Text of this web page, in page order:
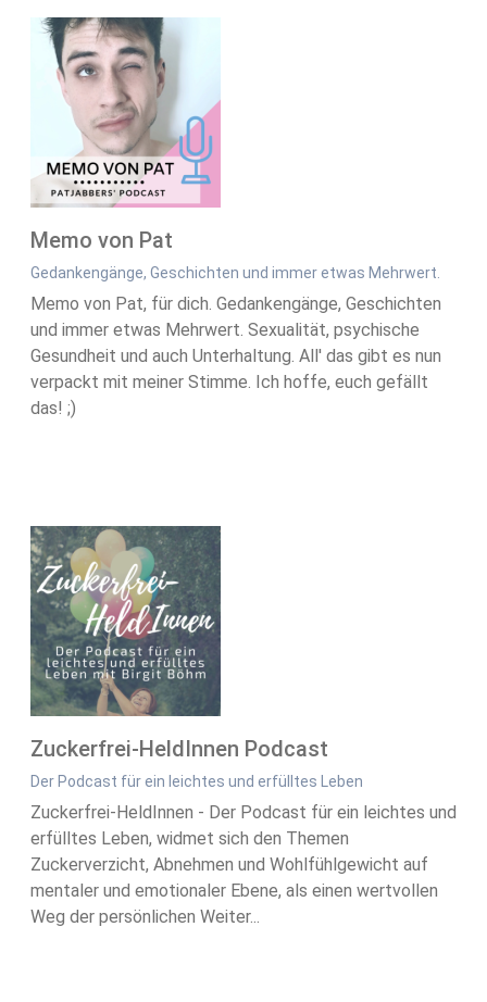
Memo von Pat
Gedankengänge, Geschichten und immer etwas Mehrwert.
Memo von Pat, für dich. Gedankengänge, Geschichten
und immer etwas Mehrwert. Sexualität, psychische
Gesundheit und auch Unterhaltung. All' das gibt es nun
verpackt mit meiner Stimme. Ich hoffe, euch gefällt
das! ;)
Zuckerfrei-HeldInnen Podcast
Der Podcast für ein leichtes und erfülltes Leben
Zuckerfrei-HeldInnen - Der Podcast für ein leichtes und
erfülltes Leben, widmet sich den Themen
Zuckerverzicht, Abnehmen und Wohlfühlgewicht auf
mentaler und emotionaler Ebene, als einen wertvollen
Weg der persönlichen Weiter...